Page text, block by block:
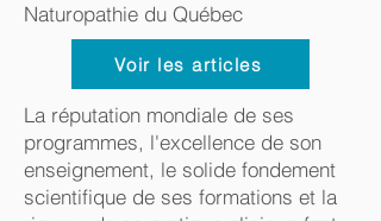
Naturopathie du Québec
Voir les articles
La réputation mondiale de ses
programmes, l'excellence de son
enseignement, le solide fondement
scientifique de ses formations et la